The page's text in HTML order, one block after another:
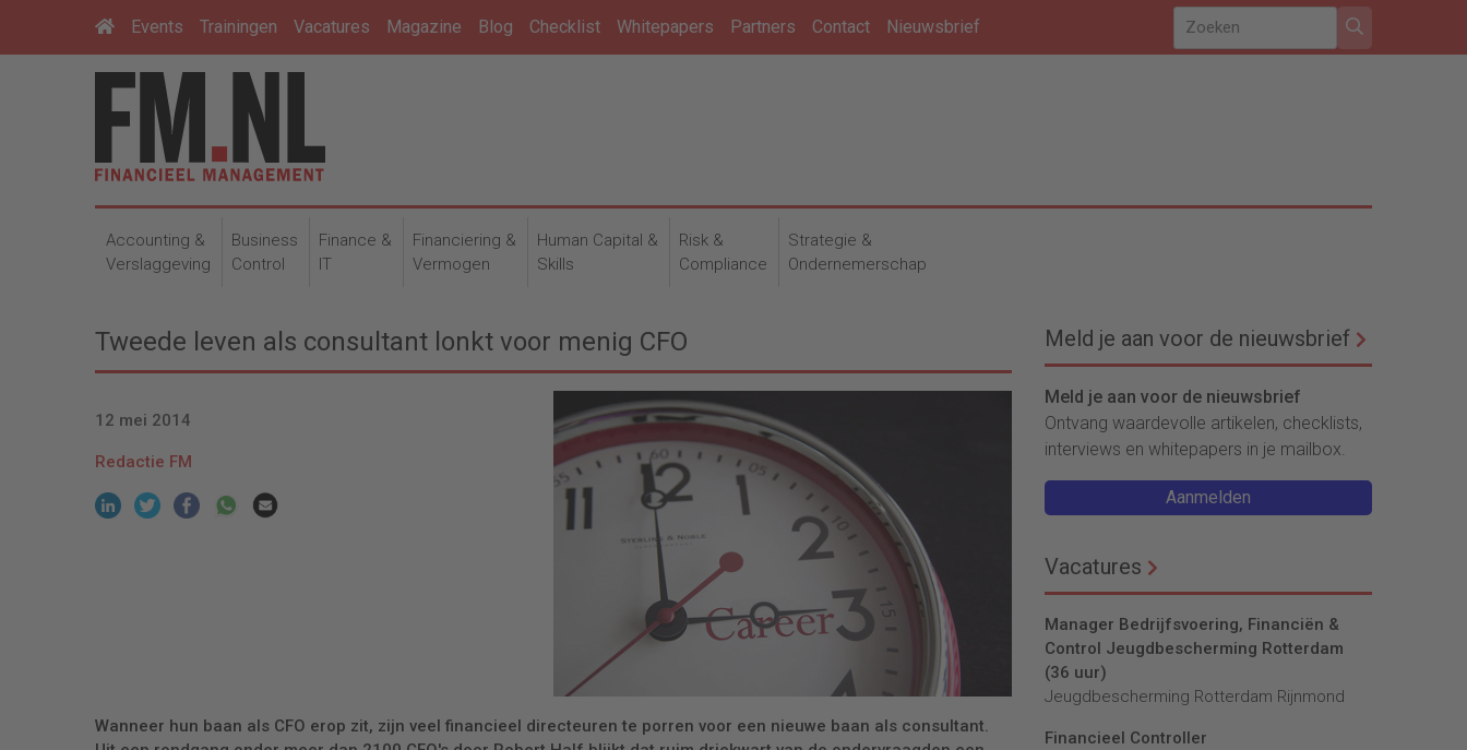
Events Trainingen Vacatures Magazine Blog Checklist Whitepapers Partners Contact Nieuwsbrief
Accounting &
Verslaggeving
Business
Control
Finance &
IT
Financiering &
Vermogen
Human Capital &
Skills
Risk &
Compliance
Strategie &
Ondernemerschap
Tweede leven als consultant lonkt voor menig CFO
12 mei 2014
Redactie FM
Wanneer hun baan als CFO erop zit, zijn veel financieel directeuren te porren voor een nieuwe baan als consultant.
Meld je aan voor de nieuwsbrief
Meld je aan voor de nieuwsbrief
Ontvang waardevolle artikelen, checklists,
interviews en whitepapers in je mailbox.
Aanmelden
Vacatures
Manager Bedrijfsvoering, Financiën &
Control Jeugdbescherming Rotterdam
(36 uur)
Jeugdbescherming Rotterdam Rijnmond
Financieel Controller